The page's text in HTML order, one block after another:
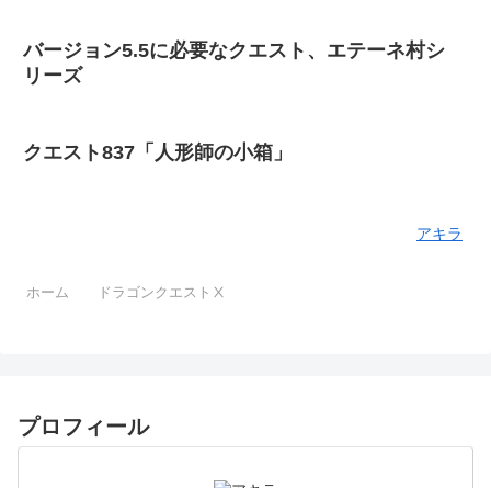
バージョン5.5に必要なクエスト、エテーネ村シ
リーズ
クエスト837「人形師の小箱」
アキラ
ホーム ドラゴンクエストⅩ
プロフィール